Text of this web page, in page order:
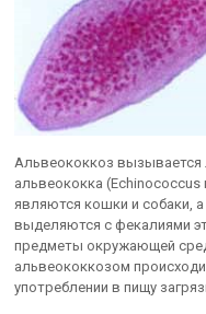
Альвеококкоз вызывается
альвеококка
являются кошки и собаки,
выделяются с фекалиями
предметы окружающей
альвеококкозом
употреблении в пищу